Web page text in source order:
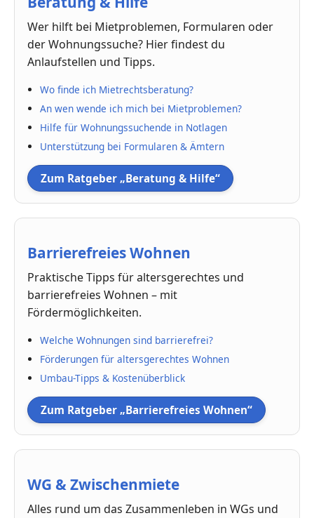
Wer hilft bei Mietproblemen, Formularen oder
der Wohnungssuche? Hier findest du
Anlaufstellen und Tipps.
Wo finde ich Mietrechtsberatung?
An wen wende ich mich bei Mietproblemen?
Hilfe für Wohnungssuchende in Notlagen
Unterstützung bei Formularen & Ämtern
Zum Ratgeber „Beratung & Hilfe“
Barrierefreies Wohnen
Praktische Tipps für altersgerechtes und
barrierefreies Wohnen – mit
Fördermöglichkeiten.
Welche Wohnungen sind barrierefrei?
Förderungen für altersgerechtes Wohnen
Umbau-Tipps & Kostenüberblick
Zum Ratgeber „Barrierefreies Wohnen“
WG & Zwischenmiete
Alles rund um das Zusammenleben in WGs und